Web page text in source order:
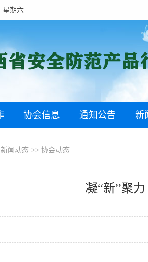
星期六
协会信息 通知公告 新
新闻动态 >> 协会动态
凝“新”聚